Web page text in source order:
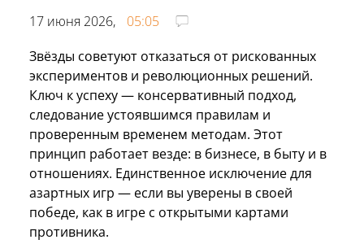
17 июня 2026,
05:05
Звёзды советуют отказаться от рискованных
экспериментов и революционных решений.
Ключ к успеху — консервативный подход,
следование устоявшимся правилам и
проверенным временем методам. Этот
принцип работает везде: в бизнесе, в быту и в
отношениях. Единственное исключение для
азартных игр — если вы уверены в своей
победе, как в игре с открытыми картами
противника.